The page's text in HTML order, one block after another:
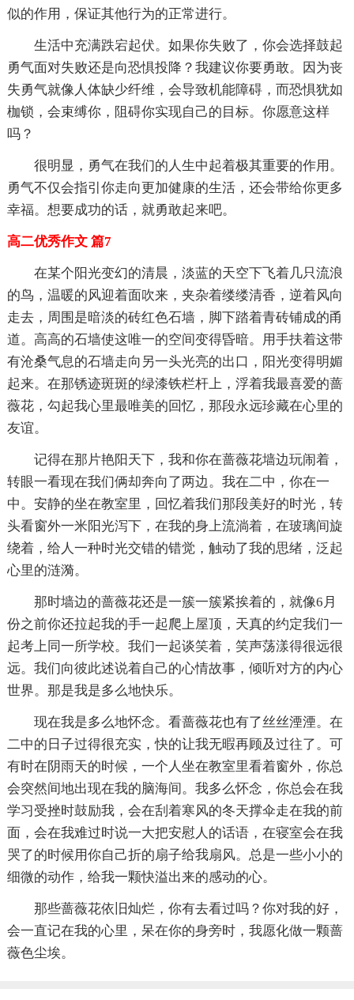
似的作用，保证其他行为的正常进行。
生活中充满跌宕起伏。如果你失败了，你会选择鼓起
勇气面对失败还是向恐惧投降？我建议你要勇敢。因为丧
失勇气就像人体缺少纤维，会导致机能障碍，而恐惧犹如
枷锁，会束缚你，阻碍你实现自己的目标。你愿意这样
吗？
很明显，勇气在我们的人生中起着极其重要的作用。
勇气不仅会指引你走向更加健康的生活，还会带给你更多
幸福。想要成功的话，就勇敢起来吧。
高二优秀作文 篇7
在某个阳光变幻的清晨，淡蓝的天空下飞着几只流浪
的鸟，温暖的风迎着面吹来，夹杂着缕缕清香，逆着风向
走去，周围是暗淡的砖红色石墙，脚下踏着青砖铺成的甬
道。高高的石墙使这唯一的空间变得昏暗。用手扶着这带
有沧桑气息的石墙走向另一头光亮的出口，阳光变得明媚
起来。在那锈迹斑斑的绿漆铁栏杆上，浮着我最喜爱的蔷
薇花，勾起我心里最唯美的回忆，那段永远珍藏在心里的
友谊。
记得在那片艳阳天下，我和你在蔷薇花墙边玩闹着，
转眼一看现在我们俩却奔向了两边。我在二中，你在一
中。安静的坐在教室里，回忆着我们那段美好的时光，转
头看窗外一米阳光泻下，在我的身上流淌着，在玻璃间旋
绕着，给人一种时光交错的错觉，触动了我的思绪，泛起
心里的涟漪。
那时墙边的蔷薇花还是一簇一簇紧挨着的，就像6月
份之前你还拉起我的手一起爬上屋顶，天真的约定我们一
起考上同一所学校。我们一起谈笑着，笑声荡漾得很远很
远。我们向彼此述说着自己的心情故事，倾听对方的内心
世界。那是我是多么地快乐。
现在我是多么地怀念。看蔷薇花也有了丝丝湮湮。在
二中的日子过得很充实，快的让我无暇再顾及过往了。可
有时在阴雨天的时候，一个人坐在教室里看着窗外，你总
会突然间地出现在我的脑海间。我多么怀念，你总会在我
学习受挫时鼓励我，会在刮着寒风的冬天撑伞走在我的前
面，会在我难过时说一大把安慰人的话语，在寝室会在我
哭了的时候用你自己折的扇子给我扇风。总是一些小小的
细微的动作，给我一颗快溢出来的感动的心。
那些蔷薇花依旧灿烂，你有去看过吗？你对我的好，
会一直记在我的心里，呆在你的身旁时，我愿化做一颗蔷
薇色尘埃。